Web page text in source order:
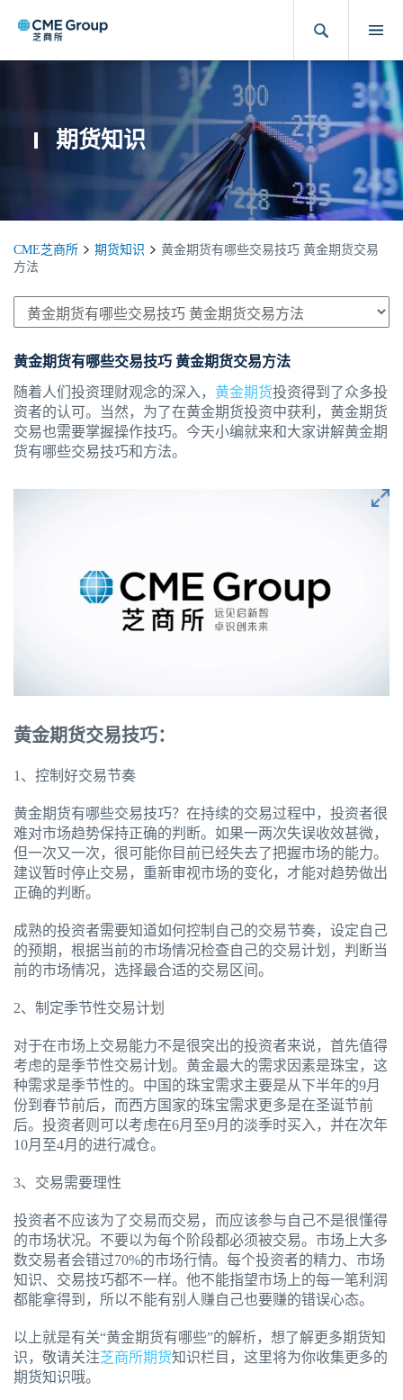
期货知识
CME芝商所 期货知识
黄金期货有哪些交易技巧 黄金期货交易
方法
黄金期货有哪些交易技巧 黄金期货交易方法
随着人们投资理财观念的深入， 黄金期货投资得到了众多投
资者的认可。当然，为了在黄金期货投资中获利，黄金期货
交易也需要掌握操作技巧。今天小编就来和大家讲解黄金期
货有哪些交易技巧和方法。
黄金期货交易技巧：
1、控制好交易节奏
黄金期货有哪些交易技巧？在持续的交易过程中，投资者很
难对市场趋势保持正确的判断。如果一两次失误收效甚微，
但一次又一次，很可能你目前已经失去了把握市场的能力。
建议暂时停止交易，重新审视市场的变化，才能对趋势做出
正确的判断。
成熟的投资者需要知道如何控制自己的交易节奏，设定自己
的预期，根据当前的市场情况检查自己的交易计划，判断当
前的市场情况，选择最合适的交易区间。
2、制定季节性交易计划
对于在市场上交易能力不是很突出的投资者来说，首先值得
考虑的是季节性交易计划。黄金最大的需求因素是珠宝，这
种需求是季节性的。中国的珠宝需求主要是从下半年的9月
份到春节前后，而西方国家的珠宝需求更多是在圣诞节前
后。投资者则可以考虑在6月至9月的淡季时买入，并在次年
10月至4月的进行减仓。
3、交易需要理性
投资者不应该为了交易而交易，而应该参与自己不是很懂得
的市场状况。不要以为每个阶段都必须被交易。市场上大多
数交易者会错过70%的市场行情。每个投资者的精力、市场
知识、交易技巧都不一样。他不能指望市场上的每一笔利润
都能拿得到，所以不能有别人赚自己也要赚的错误心态。
以上就是有关“黄金期货有哪些”的解析，想了解更多期货知
识，敬请关注芝商所期货知识栏目，这里将为你收集更多的
期货知识哦。